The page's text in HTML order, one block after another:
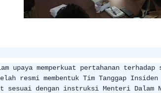
upaya memperkuat pertahanan
resmi membentuk Tim Tanggap
sesuai dengan instruksi Menteri Dalam